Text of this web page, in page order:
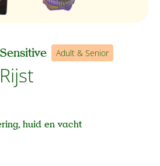
Adult & Senior
huid en vacht